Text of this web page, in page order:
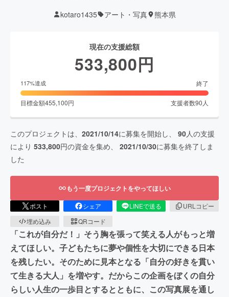
kotaro1435 アート・写真 熊本県
現在の支援総額
533,800円
117%達成 終了
目標金額455,100円 支援者数90 人
このプロジェクトは、 2021/10/14に募集を開始し、 90人の支援
により 533,800円の資金を集め、 2021/10/30に募集を終了しま
した
もう一度プロジェクトをやってほしい
ポスト シェア LINEで送る
URLコピー
埋め込み
QRコード
「これが自分だ！」そう胸を張って笑える人がもっと増
えてほしい。子どもたちに夢や個性を大切にできる日本
を残したい。そのために見本となる「自分の好きを貫い
て生きる大人」を増やす。だからこの企画をぼくの自分
らしい人生の一歩目とするとともに、この写真展を通し